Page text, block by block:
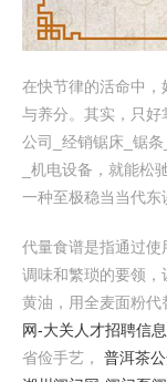
在快节律的活命中
与养分。其实，只好
公司_经销锯床_锯
_机电设备，就能松
一种至极稳当当代东
代量食谱是指通过
调味和繁琐的要领
黄油，用全麦面粉代
网-大关人才招聘信
省俭手艺， 普洱茶